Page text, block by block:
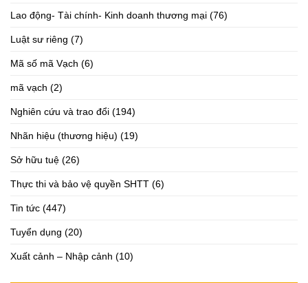
Lao động- Tài chính- Kinh doanh thương mại (76)
Luật sư riêng (7)
Mã số mã Vạch (6)
mã vạch (2)
Nghiên cứu và trao đổi (194)
Nhãn hiệu (thương hiệu) (19)
Sở hữu tuệ (26)
Thực thi và bảo vệ quyền SHTT (6)
Tin tức (447)
Tuyển dụng (20)
Xuất cảnh – Nhập cảnh (10)